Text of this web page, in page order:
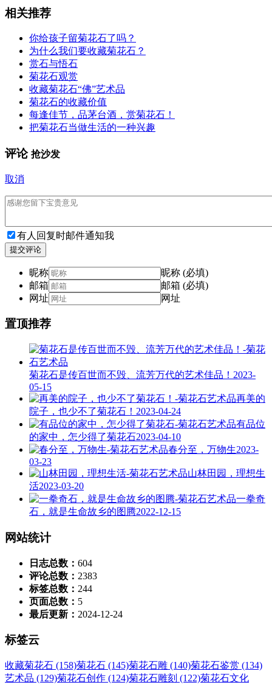
相关推荐
你给孩子留菊花石了吗？
为什么我们要收藏菊花石？
赏石与悟石
菊花石观赏
收藏菊花石“佛”艺术品
菊花石的收藏价值
每逢佳节，品茅台酒，赏菊花石！
把菊花石当做生活的一种兴趣
评论 抢沙发
取消
有人回复时邮件通知我
提交评论
昵称
昵称 (必填)
邮箱
邮箱 (必填)
网址
网址
置顶推荐
菊花石是传百世而不毁、流芳万代的艺术佳品！ 2023-
05-15
再美的
院子，也少不了菊花石！ 2023-04-24
有品位
的家中，怎少得了菊花石2023-04-10
春分至，万物生2023-
03-23
山林田园，理想生
活2023-03-20
一拳奇
石，就是生命故乡的图腾2022-12-15
网站统计
日志总数： 604
评论总数： 2383
标签总数： 244
页面总数： 5
最后更新： 2024-12-24
标签云
收藏菊花石 (158)菊花石 (145)菊花石雕 (140)菊花石鉴赏 (134)
艺术品 (129)菊花石创作 (124)菊花石雕刻 (122)菊花石文化